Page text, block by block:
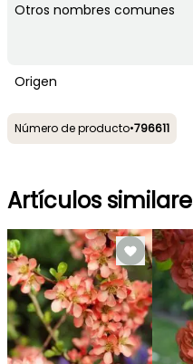
Otros nombres comunes
Origen
Número de producto•796611
Artículos